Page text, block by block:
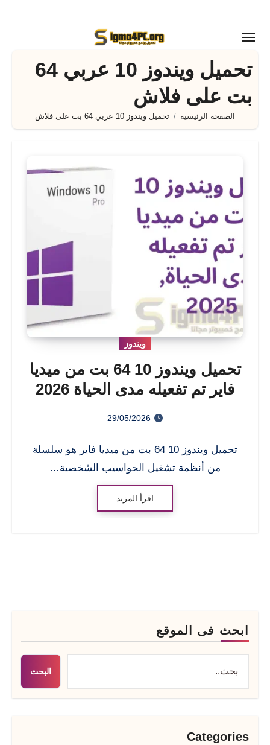
المحتوى
تحميل ويندوز 10 عربي 64
بت على فلاش
الصفحة الرئيسية تحميل ويندوز 10 عربي 64 بت على فلاش
ويندوز
تحميل ويندوز 10 64 بت من ميديا
فاير تم تفعيله مدى الحياة 2026
29/05/2026
تحميل ويندوز 10 64 بت من ميديا فاير هو سلسلة
من أنظمة تشغيل الحواسيب الشخصية…
اقرأ المزيد
ابحث فى الموقع
البحث
Categories